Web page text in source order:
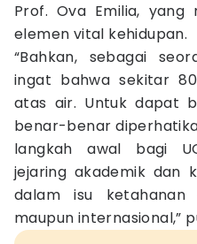
Prof. Ova Emilia, yang
elemen vital kehidupan.
“Bahkan, sebagai
ingat bahwa sekitar
atas air. Untuk dapat
benar-benar
langkah awal bagi
jejaring akademik dan
dalam isu
maupun internasional,”